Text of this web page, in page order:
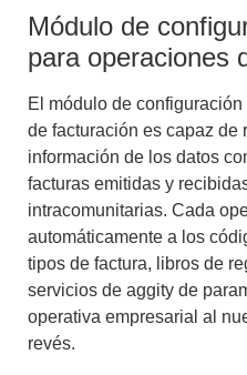
Módulo de
para operaciones
El módulo de
de facturación es capaz de
información de los datos
facturas emitidas y
intracomunitarias. Cada
automáticamente a los
tipos de factura, libros de
servicios de aggity de
operativa empresarial al
revés.